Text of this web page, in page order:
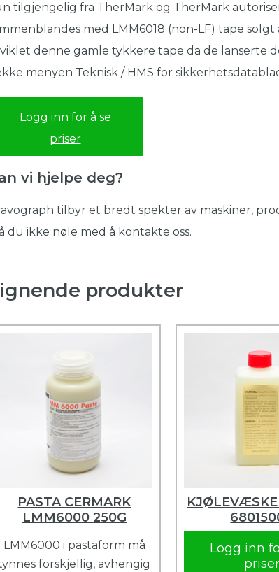
tilgjengelig fra TherMark og TherMark
med LMM6018 (non-LF) tape
denne gamle tykkere tape da de lanserte
menyen Teknisk / HMS for
Logg inn for å se
priser
vi hjelpe deg?
tilbyr et bredt spekter av maskiner,
du ikke nøle med å kontakte oss.
produkter
PASTA CERMARK
LMM6000 250G
LMM6000 i pastaform må
forskjellig, avhengig
KJØLEVÆSKE
Logg inn
priser